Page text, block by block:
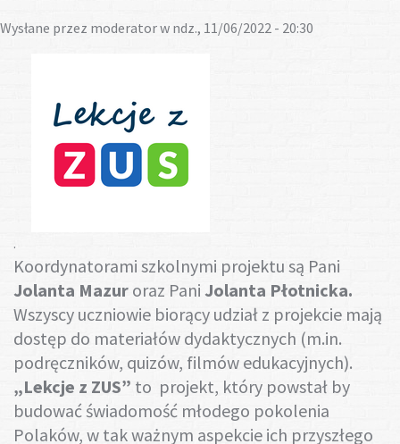
Projekty
Plan lekcji
Wysłane przez moderatorw ndz., 11/06/2022 - 20:30
.
Koordynatorami szkolnymi projektu są Pani
Jolanta Mazur oraz Pani Jolanta Płotnicka.
Wszyscy uczniowie biorący udział z projekcie mają
dostęp do materiałów dydaktycznych (m.in.
podręczników, quizów, filmów edukacyjnych).
„Lekcje z ZUS” to projekt, który powstał by
budować świadomość młodego pokolenia
Polaków, w tak ważnym aspekcie ich przyszłego